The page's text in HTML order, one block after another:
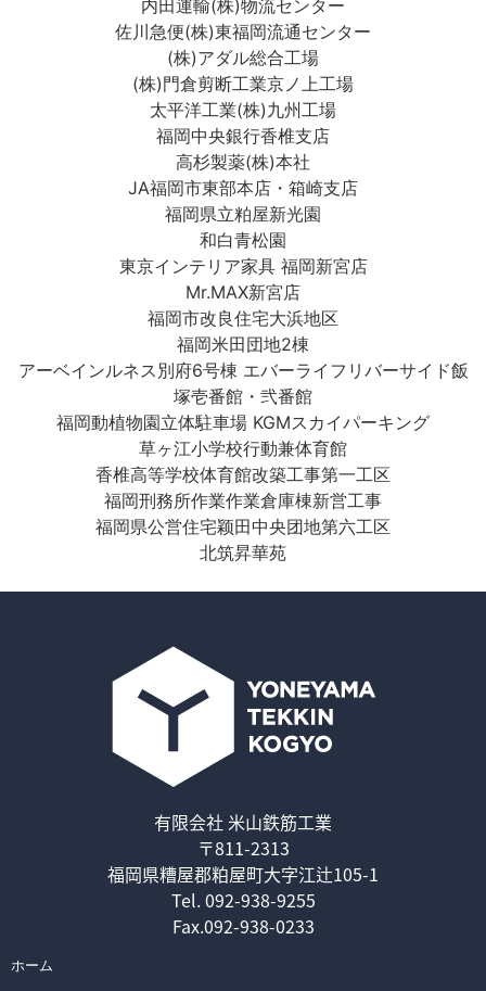
内田運輸(株)物流センター
佐川急便(株)東福岡流通センター
(株)アダル総合工場
(株)門倉剪断工業京ノ上工場
太平洋工業(株)九州工場
福岡中央銀行香椎支店
高杉製薬(株)本社
JA福岡市東部本店・箱崎支店
福岡県立粕屋新光園
和白青松園
東京インテリア家具 福岡新宮店
Mr.MAX新宮店
福岡市改良住宅大浜地区
福岡米田団地2棟
アーベインルネス別府6号棟 エバーライフリバーサイド飯
塚壱番館・弐番館
福岡動植物園立体駐車場 KGMスカイパーキング
草ヶ江小学校行動兼体育館
香椎高等学校体育館改築工事第一工区
福岡刑務所作業作業倉庫棟新営工事
福岡県公営住宅颖田中央团地第六工区
北筑昇華苑
有限会社 米山鉄筋工業
〒811-2313
福岡県糟屋郡粕屋町大字江辻105-1
Tel.092-938-9255
Fax.092-938-0233
ホーム